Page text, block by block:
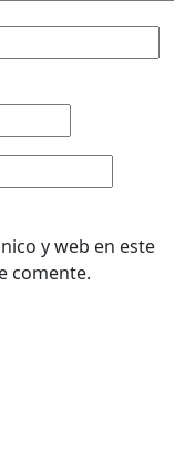
y web en este
comente.